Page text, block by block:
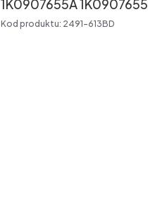
1K0907655A 1K0907655
Kod produktu: 2491-613BD